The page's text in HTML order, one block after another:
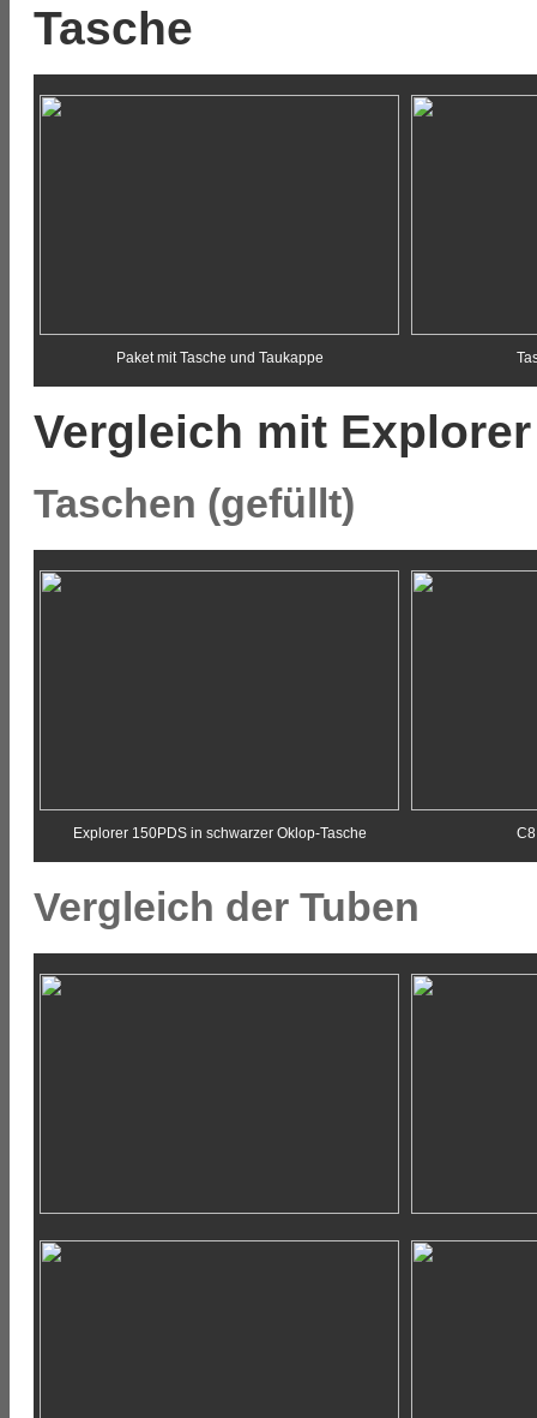
Tasche
Paket mit Tasche und Taukappe
Vergleich mit Explorer
Taschen (gefüllt)
Explorer 150PDS in schwarzer Oklop-Tasche
Vergleich der Tuben